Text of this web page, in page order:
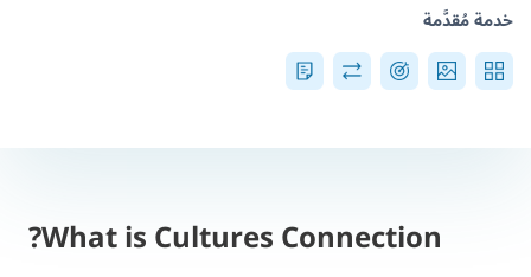
خدمة مُقدَّمة
What is Cultures Connection?